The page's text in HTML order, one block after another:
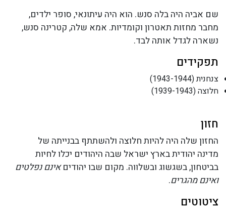
שם אביה היה בלה סנש. הוא היה עיתונאי, סופר ילדים,
מחבר מחזות תאטרון וקומדיות. אמא שלה, קטרינה סנש,
נשארה לגדל אותה לבד.
תפקידים
צנחנית (1943-1944)
חלוצה (1939-1943)
חזון
החזון שלה היה להיות חלוצה ולהשתתף בבנייתה של
מדינה יהודית בארץ ישראל שבה היהודים יכלו לחיות
בביטחון, בשגשוג ובשלווה. מקום שבו יהודיםאינם נפלטים
ואינם מהגרים.
ציטוטים